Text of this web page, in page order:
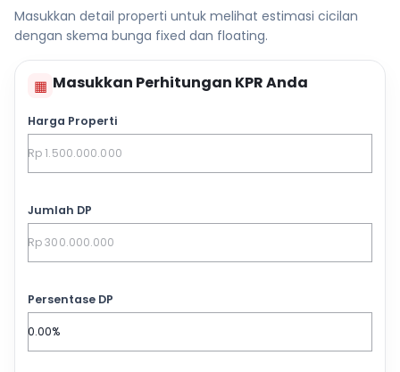
Masukkan detail properti untuk melihat estimasi cicilan
dengan skema bunga fixed dan floating.
▦ Masukkan Perhitungan KPR Anda
Harga Properti
Jumlah DP
Persentase DP